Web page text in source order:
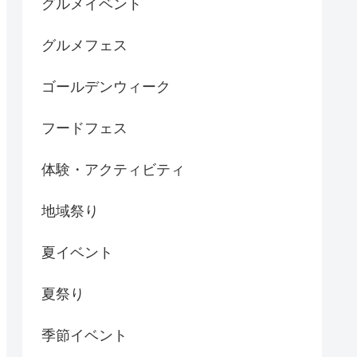
グルメイベント
グルメフェス
ゴールデンウィーク
フードフェス
体験・アクティビティ
地域祭り
夏イベント
夏祭り
季節イベント